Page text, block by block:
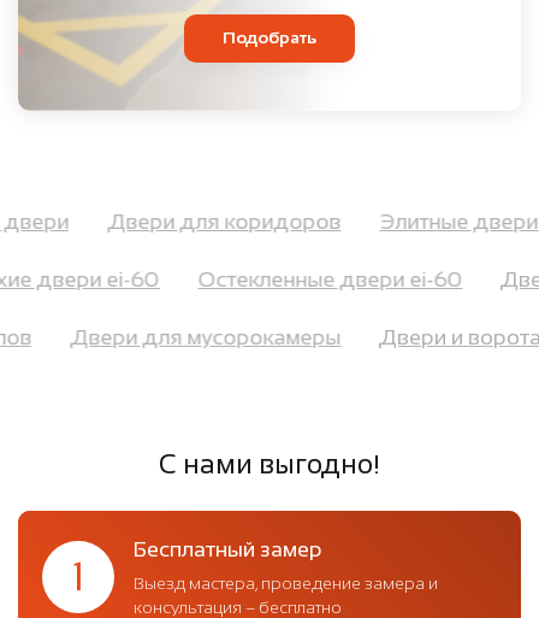
Подобрать
двери Двери для коридоров Элитные
двери ei-60 Остекленные двери ei-60
Двери для мусорокамеры Двери и
С нами выгодно!
1
Бесплатный замер
Выезд мастера, проведение замера и
консультация – бесплатно